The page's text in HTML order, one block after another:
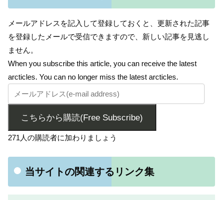
メールアドレスを記入して登録しておくと、更新された記事
を登録したメールで受信できますので、新しい記事を見逃し
ません。
When you subscribe this article, you can receive the latest
arcticles. You can no longer miss the latest arcticles.
こちらから購読(Free Subscribe)
271人の購読者に加わりましょう
当サイトの関連するリンク集